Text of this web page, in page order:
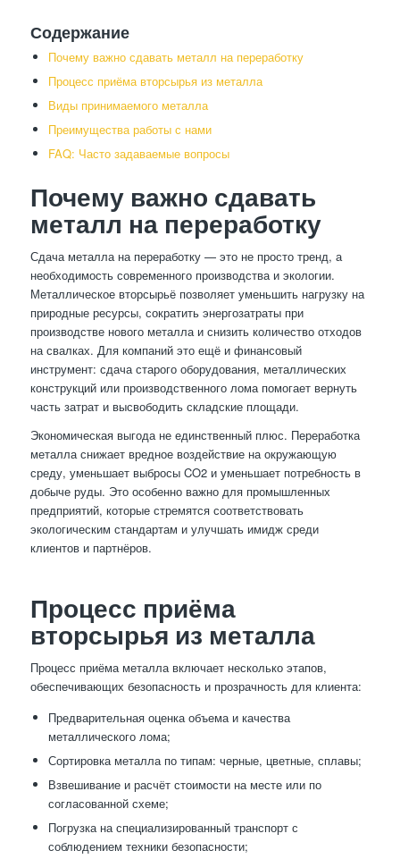
Содержание
Почему важно сдавать металл на переработку
Процесс приёма вторсырья из металла
Виды принимаемого металла
Преимущества работы с нами
FAQ: Часто задаваемые вопросы
Почему важно сдавать
металл на переработку
Сдача металла на переработку — это не просто тренд, а
необходимость современного производства и экологии.
Металлическое вторсырьё позволяет уменьшить нагрузку на
природные ресурсы, сократить энергозатраты при
производстве нового металла и снизить количество отходов
на свалках. Для компаний это ещё и финансовый
инструмент: сдача старого оборудования, металлических
конструкций или производственного лома помогает вернуть
часть затрат и высвободить складские площади.
Экономическая выгода не единственный плюс. Переработка
металла снижает вредное воздействие на окружающую
среду, уменьшает выбросы CO2 и уменьшает потребность в
добыче руды. Это особенно важно для промышленных
предприятий, которые стремятся соответствовать
экологическим стандартам и улучшать имидж среди
клиентов и партнёров.
Процесс приёма
вторсырья из металла
Процесс приёма металла включает несколько этапов,
обеспечивающих безопасность и прозрачность для клиента:
Предварительная оценка объема и качества
металлического лома;
Сортировка металла по типам: черные, цветные, сплавы;
Взвешивание и расчёт стоимости на месте или по
согласованной схеме;
Погрузка на специализированный транспорт с
соблюдением техники безопасности;